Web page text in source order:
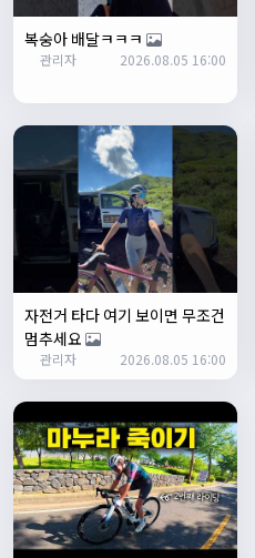
Leepi08:05:10
좌측 로고(메인 대문) 누르면
눌러야 해서 불편하네요. 가운
메인으로 이동하게 해주실수
관리자16:50:47
한번 확인해보겠습니다 :)
2/8/
명신이10:43:01
너무 추워요
2/10/
부두게이 BRBR09:54:20
잔차나라 화이팅!!
관리자10:15:31
감사합니다 파이팅!!!!
2/14/
서준22:03:11
저 첫 로드로 힉스 바버비 살려
2/16/
자출조아15:14:23
시즌온 하신 분들 모두 안라하세
복숭아 배달ㅋㅋㅋ
관리자 2026.08.05 16:00
자전거 타다 여기 보이면 무조건
멈추세요
관리자 2026.08.05 16:00